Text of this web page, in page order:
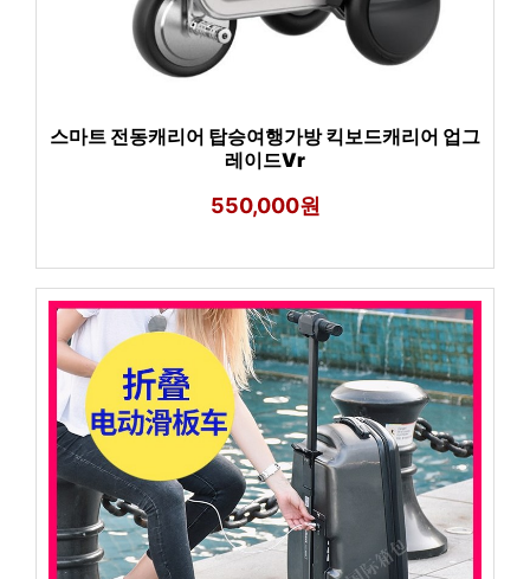
스마트 전동캐리어 탑승여행가방 킥보드캐리어 업그
레이드Vr
550,000원